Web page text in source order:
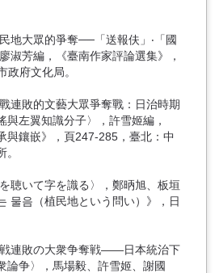
地大眾的爭奪──「送報伕」‧「國
淑芳編，《臺南作家評論選集》，
政府文化局。
連敗的文藝大眾爭奪戰：日治時期
與左翼知識分子〉，許雪姬編，
與鑲嵌》，頁247-285，臺北：中
聴いて字を識る〉，鄭昞旭、板垣
물음（植民地という問い）》，日
連敗の大衆争奪戦――日本統治下
論争〉，馬場毅、許雪姬、謝國